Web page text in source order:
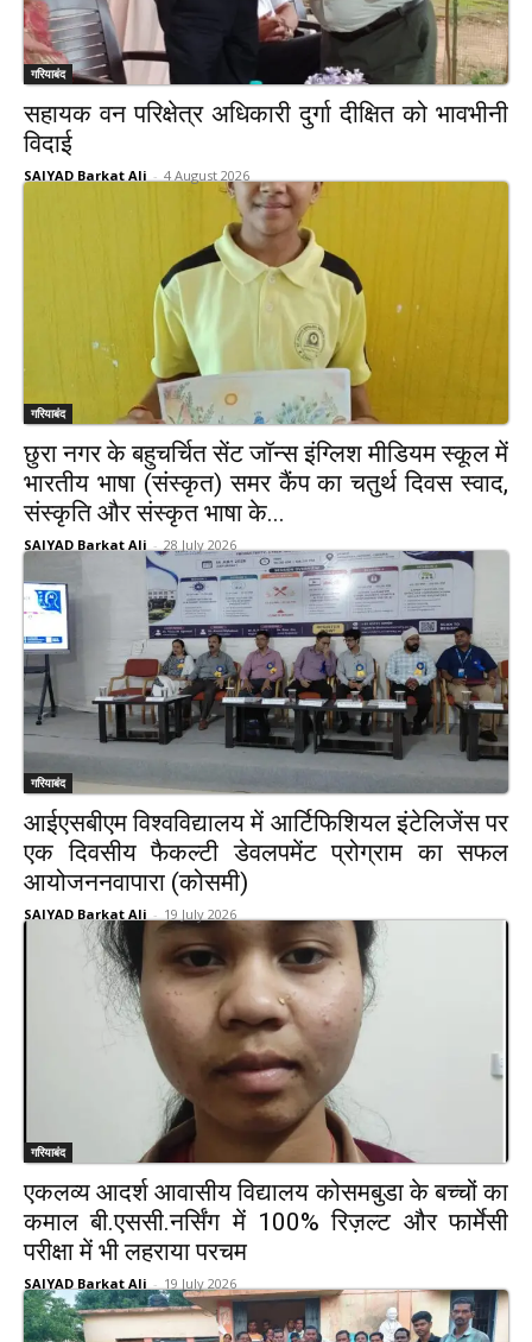
गरियाबंद
सहायक वन परिक्षेत्र अधिकारी दुर्गा दीक्षित को भावभीनी
विदाई
SAIYAD Barkat Ali - 4 August 2026
गरियाबंद
छुरा नगर के बहुचर्चित सेंट जॉन्स इंग्लिश मीडियम स्कूल में
भारतीय भाषा (संस्कृत) समर कैंप का चतुर्थ दिवस स्वाद,
संस्कृति और संस्कृत भाषा के...
SAIYAD Barkat Ali - 28 July 2026
गरियाबंद
आईएसबीएम विश्वविद्यालय में आर्टिफिशियल इंटेलिजेंस पर
एक दिवसीय फैकल्टी डेवलपमेंट प्रोग्राम का सफल
आयोजननवापारा (कोसमी)
SAIYAD Barkat Ali - 19 July 2026
गरियाबंद
एकलव्य आदर्श आवासीय विद्यालय कोसमबुडा के बच्चों का
कमाल बी.एससी.नर्सिंग में 100% रिज़ल्ट और फार्मेसी
परीक्षा में भी लहराया परचम
SAIYAD Barkat Ali - 19 July 2026